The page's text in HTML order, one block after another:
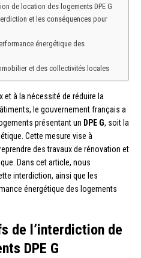
de location des logements DPE G
et les conséquences pour
énergétique des
et des collectivités locales
et à la nécessité de réduire la
le gouvernement français a
présentant un DPE G, soit la
Cette mesure vise à
des travaux de rénovation et
Dans cet article, nous
interdiction, ainsi que les
énergétique des logements
de l’interdiction de
DPE G